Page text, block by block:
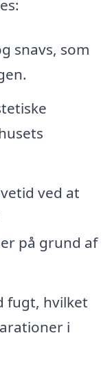
snavs, som
ved at
på grund af
fugt, hvilket
i